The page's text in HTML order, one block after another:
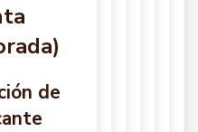
de